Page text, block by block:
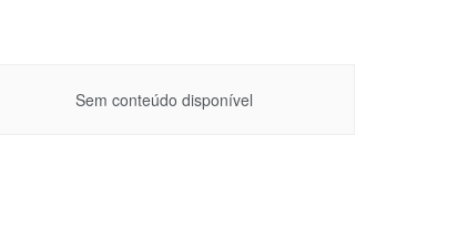
Sem conteúdo disponível